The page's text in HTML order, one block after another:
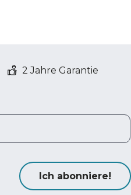
2 Jahre Garantie
Ich abonniere!